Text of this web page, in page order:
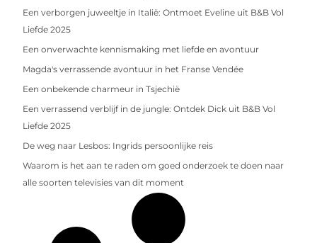
Een verborgen juweeltje in Italië: Ontmoet Eveline uit B&B Vol
Liefde 2025
Een onverwachte kennismaking met liefde en avontuur
Magda's verrassende avontuur in het Franse Vendée
Een onbekende charmeur in Tsjechië
Een verrassend verblijf in de jungle: Ontdek Dick uit B&B Vol
Liefde 2025
De weg naar Lesbos: Ingrids persoonlijke reis
Waarom is het aan te raden om goed onderzoek te doen naar
alle soorten televisies van dit moment